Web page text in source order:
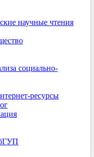
научные чтения
социально-
ресурсы